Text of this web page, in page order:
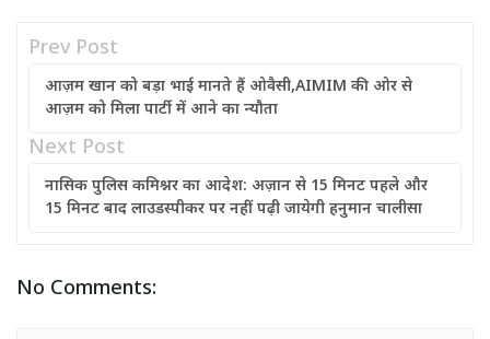
Prev Post
आज़म खान को बड़ा भाई मानते हैं ओवैसी,AIMIM की ओर से
आज़म को मिला पार्टी में आने का न्यौता
Next Post
नासिक पुलिस कमिश्नर का आदेश: अज़ान से 15 मिनट पहले और
15 मिनट बाद लाउडस्पीकर पर नहीं पढ़ी जायेगी हनुमान चालीसा
No Comments: